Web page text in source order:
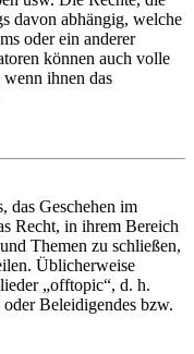
davon abhängig, welche
oder ein anderer
können auch volle
ihnen das
das Geschehen im
Recht, in ihrem Bereich
Themen zu schließen,
Üblicherweise
„offtopic“, d. h.
Beleidigendes bzw.